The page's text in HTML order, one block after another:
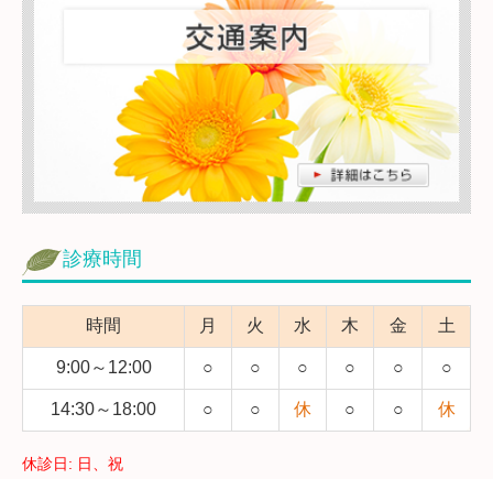
診療時間
時間 月 火 水 木 金 土
9:00～12:00 ○ ○ ○ ○ ○ ○
14:30～18:00 ○ ○ 休 ○ ○ 休
休診日: 日、祝